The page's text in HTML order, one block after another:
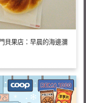
貝果店：早晨的海邊瀰